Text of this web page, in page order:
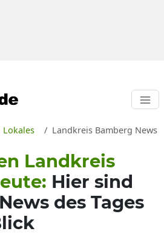
Lokales Landkreis Bamberg News
Landkreis
Hier sind
des Tages